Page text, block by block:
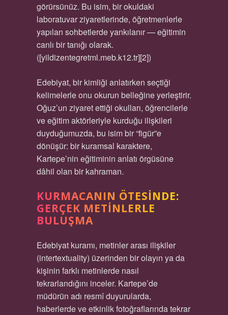
görürsünüz. Bu isim, bir okuldaki
laboratuvar ziyaretlerinde, öğretmenlerle
yapılan sohbetlerde yankılanır — eğitimin
canlı bir tanığı olarak.
([yildizentegretml.meb.k12.tr][2])
Edebiyat, bir kimliği anlatırken seçtiği
kelimelerle onu okurun belleğine yerleştirir.
Oğuz’un ziyaret ettiği okulları, öğrencilerle
ve eğitim aktörleriyle kurduğu ilişkileri
duyduğumuzda, bu isim bir “figür”e
dönüşür: bir kuramsal karaktere,
Kartepe’nin eğitiminin anlatı örgüsüne
dâhil olan bir kahraman.
KURMACANIN ÖTESINDE:
GERÇEK METINLERLE
BULUŞMA
Edebiyat kuramı, metinler arası ilişkiler
(intertextuality) üzerinden bir olayın ya da
kişinin farklı metinlerde nasıl
tekrarlandığını inceler. Kartepe’de
müdürün adı resmî duyurularda,
haberlerde ve etkinlik fotoğraflarında tekrar